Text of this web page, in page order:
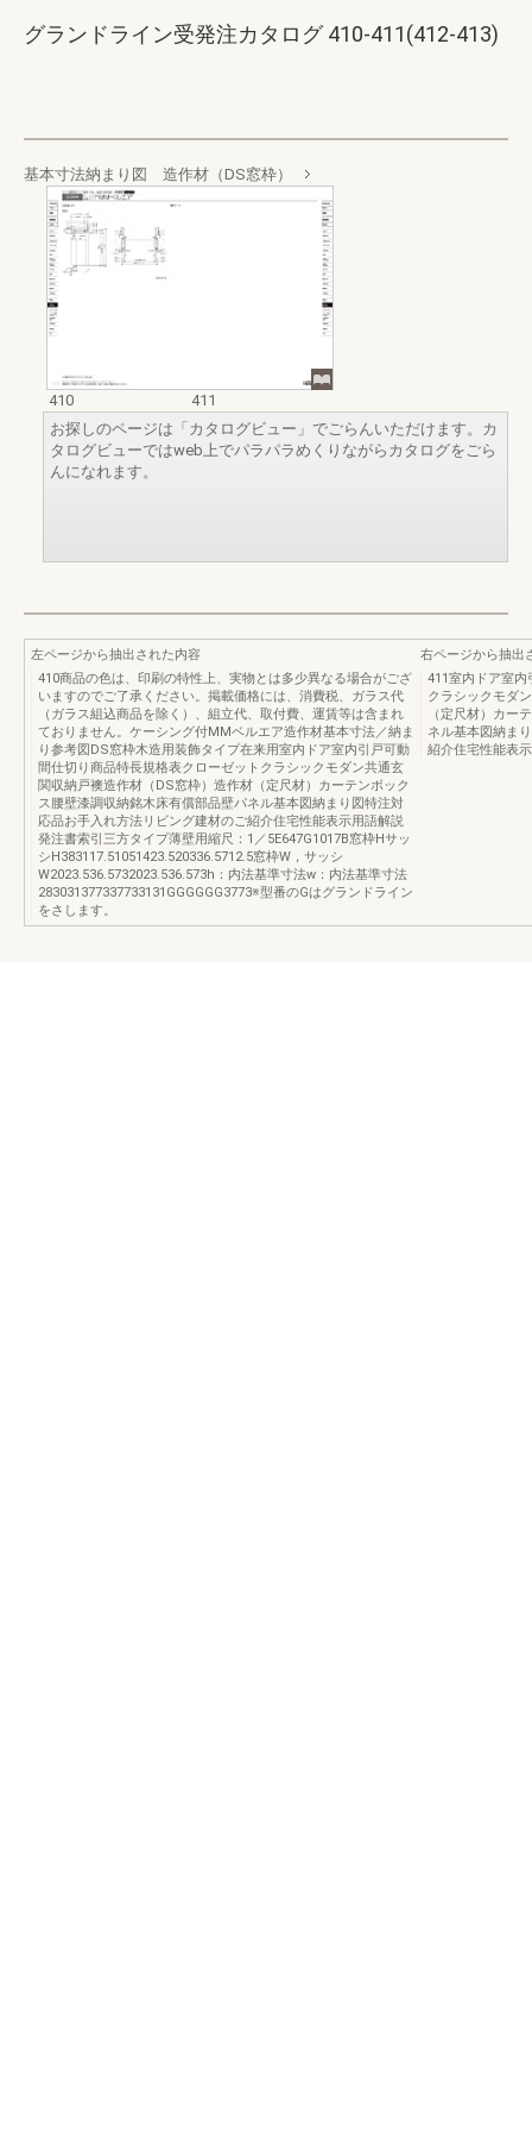
グランドライン受発注カタログ 410-411(412-413)
基本寸法納まり図 造作材（DS窓枠）
410
411
お探しのページは「カタログビュー」でごらんいただけます。カ
タログビューではweb上でパラパラめくりながらカタログをごら
んになれます。
左ページから抽出された内容
410商品の色は、印刷の特性上、実物とは多少異なる場合がござ
いますのでご了承ください。掲載価格には、消費税、ガラス代
（ガラス組込商品を除く）、組立代、取付費、運賃等は含まれ
ておりません。ケーシング付MMベルエア造作材基本寸法／納ま
り参考図DS窓枠木造用装飾タイプ在来用室内ドア室内引戸可動
間仕切り商品特長規格表クローゼットクラシックモダン共通玄
関収納戸襖造作材（DS窓枠）造作材（定尺材）カーテンボック
ス腰壁漆調収納銘木床有償部品壁パネル基本図納まり図特注対
応品お手入れ方法リビング建材のご紹介住宅性能表示用語解説
発注書索引三方タイプ薄壁用縮尺：1／5E647G1017B窓枠Hサッ
シH383117.51051423.520336.5712.5窓枠W，サッシ
W2023.536.5732023.536.573h：内法基準寸法w：内法基準寸法
283031377337733131GGGGGG3773※型番のGはグランドライン
をさします。
右ページから抽出
411室内ドア室内
クラシックモダ
（定尺材）カー
ネル基本図納ま
紹介住宅性能表